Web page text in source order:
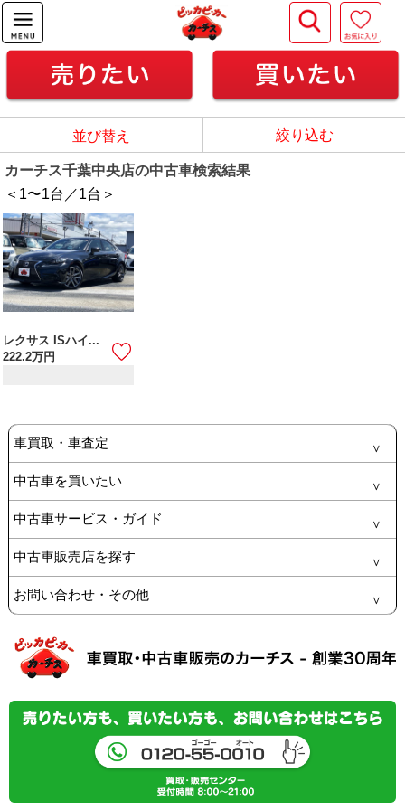
並び替え 絞り込む
カーチス千葉中央店の中古車検索結果
＜1〜1台／1台＞
レクサス ISハイ...
222.2万円
車買取・車査定
中古車を買いたい
中古車サービス・ガイド
中古車販売店を探す
お問い合わせ・その他